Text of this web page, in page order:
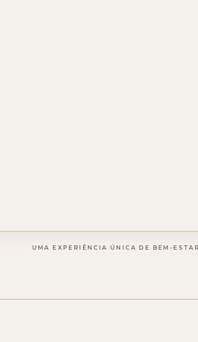
UMA EXPERIÊNCIA ÚNICA DE BEM-